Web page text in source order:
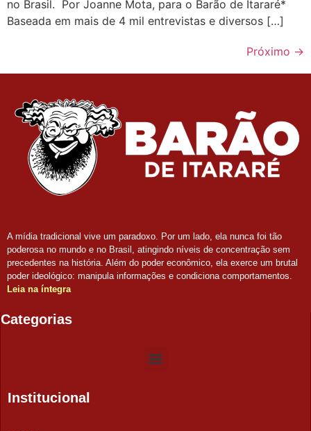
no Brasil. Por Joanne Mota, para o Barão de Itararé*
Baseada em mais de 4 mil entrevistas e diversos […]
Próximo →
A mídia tradicional vive um paradoxo. Por um lado, ela nunca foi tão
poderosa no mundo e no Brasil, atingindo níveis de concentração sem
precedentes na história. Além do poder econômico, ela exerce um brutal
poder ideológico: manipula informações e condiciona comportamentos.
Leia na íntegra
Categorias
Institucional